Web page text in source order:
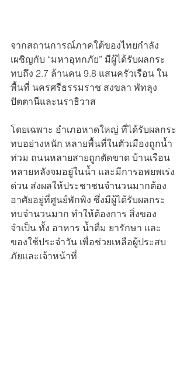
จากสถานการณ์ภาคใต้ของไทยกำลัง
เผชิญกับ “มหาอุทกภัย” มีผู้ได้รับผลกระ
ทบถึง 2.7 ล้านคน 9.8 แสนครัวเรือน ใน
พื้นที่ นครศรีธรรมราช สงขลา พัทลุง
ปัตตานีและนราธิวาส
โดยเฉพาะ อำเภอหาดใหญ่ ที่ได้รับผลกระ
ทบอย่างหนัก หลายพื้นที่ในตัวเมืองถูกน้ำ
ท่วม ถนนหลายสายถูกตัดขาด บ้านเรือน
หลายหลังจมอยู่ในน้ำ และมีการอพยพเร่ง
ด่วน ส่งผลให้ประชาชนจำนวนมากต้อง
อาศัยอยู่ที่ศูนย์พักพิง ซึ่งมีผู้ได้รับผลกระ
ทบจำนวนมาก ทำให้ต้องการ สิ่งของ
จำเป็น ทั้ง อาหาร น้ำดื่ม ยารักษา และ
ของใช้ประจำวัน เพื่อช่วยเหลือผู้ประสบ
ภัยและเจ้าหน้าที่